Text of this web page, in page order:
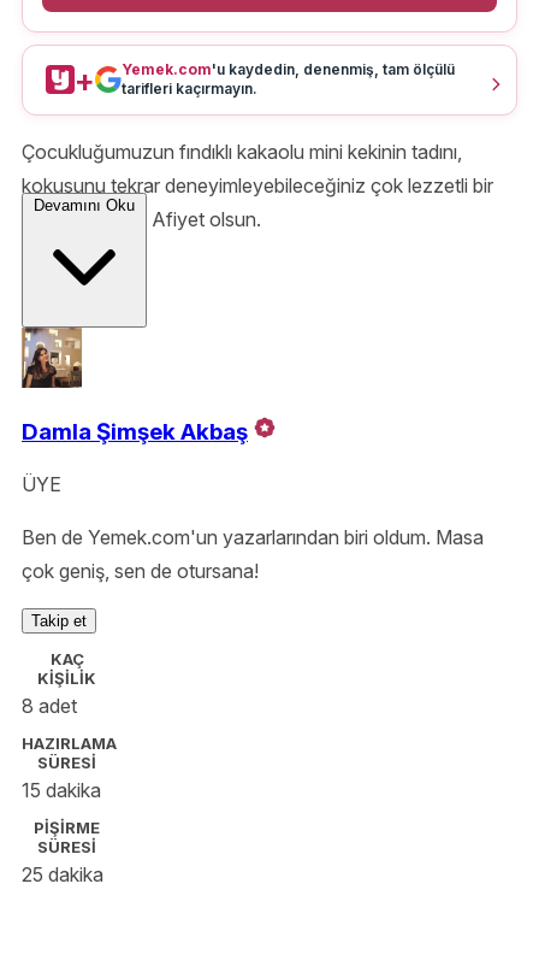
+ Yemek.com'u kaydedin, denenmiş, tam ölçülü
tarifleri kaçırmayın.
Çocukluğumuzun fındıklı kakaolu mini kekinin tadını,
kokusunu tekrar deneyimleyebileceğiniz çok lezzetli bir
tarifi geldi. Afiyet olsun.
Devamını Oku
Damla Şimşek Akbaş
ÜYE
Ben de Yemek.com'un yazarlarından biri oldum. Masa
çok geniş, sen de otursana!
Takip et
KAÇ
KİŞİLİK
8 adet
HAZIRLAMA
SÜRESİ
15 dakika
PİŞİRME
SÜRESİ
25 dakika